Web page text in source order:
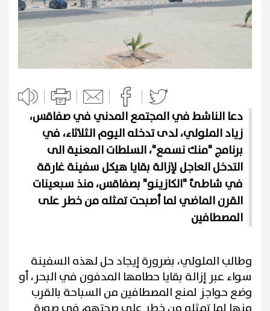
دعا الناشط في المجتمع المدني في صفاقس،
زياد الملولي، لدى تدخله اليوم الثلاثاء، في
برنامج "منك نسمع"، السلطات المعنية الى
التدخل العاجل لإزالة بقايا هيكل سفينة غارقة
في شاطئ "الكازينو" بصفاقس، منذ سبعينات
القرن الماضي لما أصبحت تمثله من خطر على
المصطافين
وطالب الملولي، بضرورة إيجاد حل لهذه السفينة
سواء عبر إزالة بقايا حطامها المدفون في البحر، أو
وضع حواجز لمنع المصطافين من السباحة بالقرب